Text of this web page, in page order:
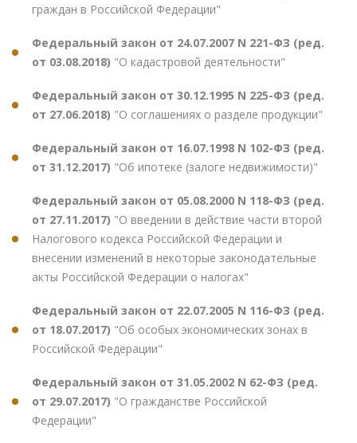
граждан в Российской Федерации"
Федеральный закон от 24.07.2007 N 221-ФЗ (ред.
от 03.08.2018) "О кадастровой деятельности"
Федеральный закон от 30.12.1995 N 225-ФЗ (ред.
от 27.06.2018) "О соглашениях о разделе продукции"
Федеральный закон от 16.07.1998 N 102-ФЗ (ред.
от 31.12.2017) "Об ипотеке (залоге недвижимости)"
Федеральный закон от 05.08.2000 N 118-ФЗ (ред.
от 27.11.2017) "О введении в действие части второй
Налогового кодекса Российской Федерации и
внесении изменений в некоторые законодательные
акты Российской Федерации о налогах"
Федеральный закон от 22.07.2005 N 116-ФЗ (ред.
от 18.07.2017) "Об особых экономических зонах в
Российской Федерации"
Федеральный закон от 31.05.2002 N 62-ФЗ (ред.
от 29.07.2017) "О гражданстве Российской
Федерации"